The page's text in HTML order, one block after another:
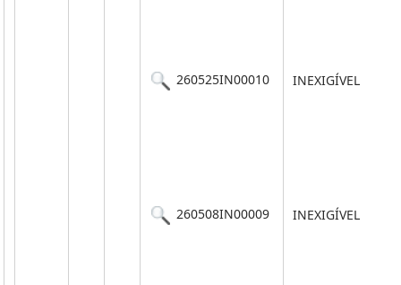
260525IN00010 INEXIGÍVEL
260508IN00009 INEXIGÍVEL